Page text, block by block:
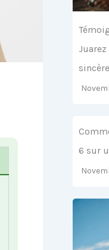
6 sur